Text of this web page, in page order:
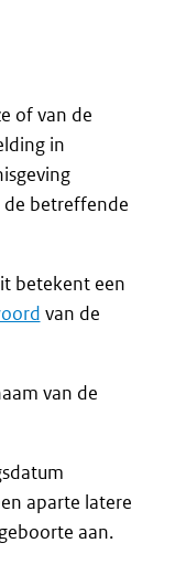
of van de
in
de betreffende
betekent een
van de
van de
aparte latere
aan.